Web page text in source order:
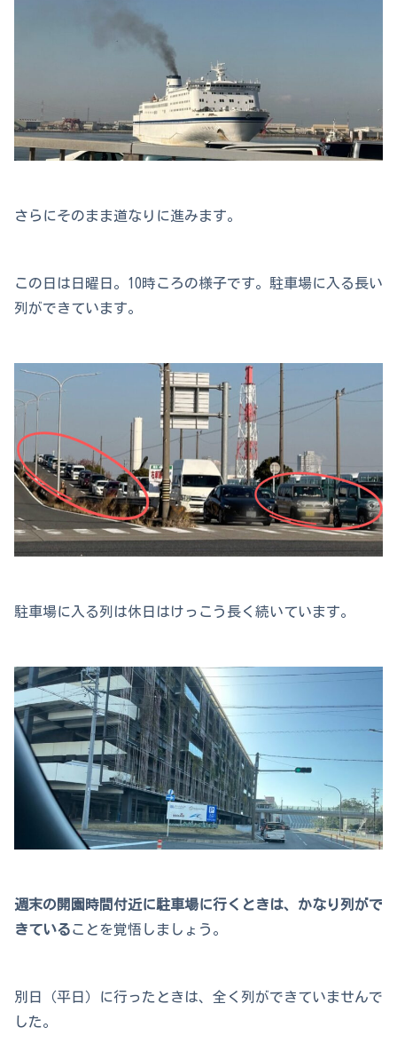
さらにそのまま道なりに進みます。
この日は日曜日。10時ころの様子です。駐車場に入る長い
列ができています。
駐車場に入る列は休日はけっこう長く続いています。
週末の開園時間付近に駐車場に行くときは、かなり列がで
きていることを覚悟しましょう。
別日（平日）に行ったときは、全く列ができていませんで
した。